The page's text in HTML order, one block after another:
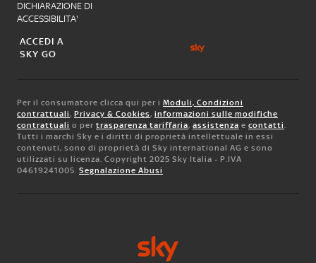
DICHIARAZIONE DI
ACCESSIBILITA'
ACCEDI A
SKY GO
Per il consumatore clicca qui per i Moduli, Condizioni
contrattuali, Privacy & Cookies, informazioni sulle modifiche
contrattuali o per trasparenza tariffaria, assistenza e contatti.
Tutti i marchi Sky e i diritti di proprietà intellettuale in essi
contenuti, sono di proprietà di Sky international AG e sono
utilizzati su licenza. Copyright 2025 Sky Italia - P.IVA
04619241005. Segnalazione Abusi